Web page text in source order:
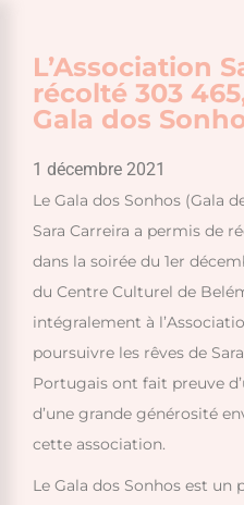
L’Association
récolté 303
Gala dos
1 décembre 2021
Le Gala dos Sonhos (Gala
Sara Carreira a permis de
dans la soirée du 1er
du Centre Culturel de
intégralement à
poursuivre les rêves de
Portugais ont fait preuve
d’une grande générosité
cette association.
Le Gala dos Sonhos est un